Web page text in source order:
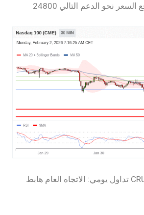
نحو الدعم التالي 24800